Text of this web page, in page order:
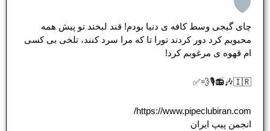
چای گیجی وسط کافه ی دنیا بودم! قند لبخند تو پیش همه
محبوبم کرد دور کردند تورا تا که مرا سرد کنند، تلخی بی کسی
ام قهوه ی مرغوبم کرد!
🇮🇷🎶📻🎙💨✅
https://www.pipeclubiran.com/
انجمن پیپ ایران